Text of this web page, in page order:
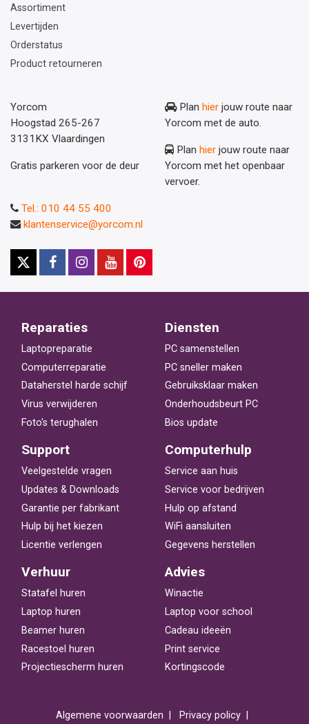
Assortiment
Levertijden
Orderstatus
Product retourneren
Yorcom
Hoogstad 265-267
3131KX Vlaardingen
Gratis parkeren voor de deur
Plan hier jouw route naar
Yorcom met de auto.
Plan hier jouw route naar
Yorcom met het openbaar
vervoer.
Tel.: 010 44 55 400
klantenservice@yorcom.nl
Reparaties
Laptopreparatie
Computerreparatie
Dataherstel harde schijf
Virus verwijderen
Foto's terughalen
Diensten
PC samenstellen
PC sneller maken
Gebruiksklaar maken
Onderhoudsbeurt PC
Bios update
Support
Veelgestelde vragen
Updates & Downloads
Garantie per fabrikant
Hulp bij het kiezen
Licentie verlengen
Computerhulp
Service aan huis
Service voor bedrijven
Hulp op afstand
WiFi aansluiten
Gegevens herstellen
Verhuur
Statafel huren
Laptop huren
Beamer huren
Racestoel huren
Projectiescherm huren
Advies
Winactie
Laptop voor school
Cadeau ideeën
Print service
Kortingscode
Algemene voorwaarden Privacy policy